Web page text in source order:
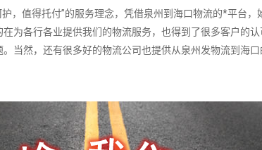
，值得托付”的服务理念，凭借泉州到海口物流的*平台，
为各行各业提供我们的物流服务，也得到了很多客户的
当然，还有很多好的物流公司也提供从泉州发物流到海